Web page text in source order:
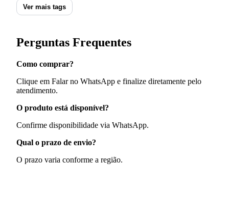
Ver mais tags
Perguntas Frequentes
Como comprar?
Clique em Falar no WhatsApp e finalize diretamente pelo
atendimento.
O produto está disponível?
Confirme disponibilidade via WhatsApp.
Qual o prazo de envio?
O prazo varia conforme a região.